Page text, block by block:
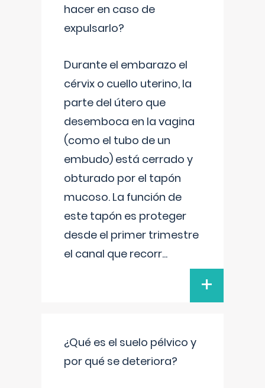
hacer en caso de
expulsarlo?
Durante el embarazo el
cérvix o cuello uterino, la
parte del útero que
desemboca en la vagina
(como el tubo de un
embudo) está cerrado y
obturado por el tapón
mucoso. La función de
este tapón es proteger
desde el primer trimestre
el canal que recorr...
+
¿Qué es el suelo pélvico y
por qué se deteriora?